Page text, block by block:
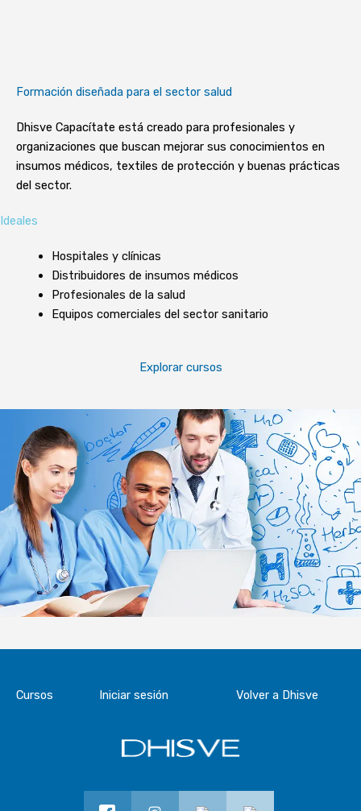
Formación diseñada para el sector salud
Dhisve Capacítate está creado para profesionales y
organizaciones que buscan mejorar sus conocimientos en
insumos médicos, textiles de protección y buenas prácticas
del sector.
Ideales
Hospitales y clínicas
Distribuidores de insumos médicos
Profesionales de la salud
Equipos comerciales del sector sanitario
Explorar cursos
Cursos Iniciar sesión Volver a Dhisve